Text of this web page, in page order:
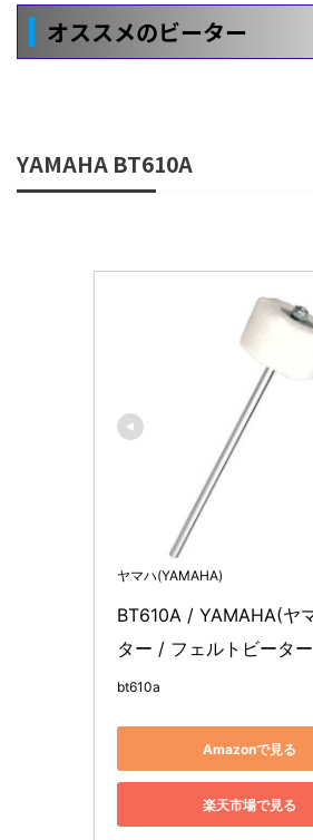
オススメのビーター
YAMAHA BT610A
ヤマハ(YAMAHA)
BT610A / YAMAHA(ヤ
ター / フェルトビーター
bt610a
Amazonで見る
楽天市場で見る